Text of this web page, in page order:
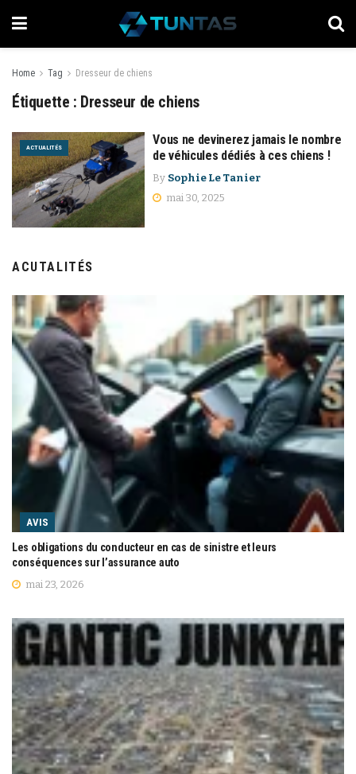
Home Tag Dresseur de chiens
Étiquette : Dresseur de chiens
ACTUALITÉS
Vous ne devinerez jamais le nombre
de véhicules dédiés à ces chiens !
By Sophie Le Tanier
mai 30, 2025
ACUTALITÉS
AVIS
Les obligations du conducteur en cas de sinistre et leurs
conséquences sur l’assurance auto
mai 23, 2026